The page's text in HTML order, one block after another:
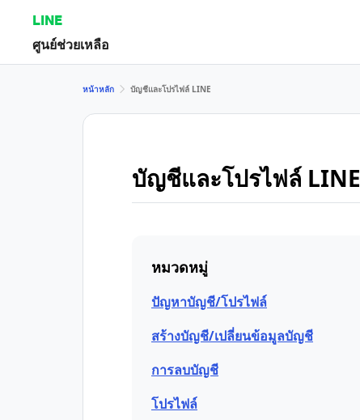
LINE
ศูนย์ช่วยเหลือ
หน้าหลัก บัญชีและโปรไฟล์ LINE
บัญชีและโปรไฟล์ LINE
หมวดหมู่
ปัญหาบัญชี/โปรไฟล์
สร้างบัญชี/เปลี่ยนข้อมูลบัญชี
การลบบัญชี
โปรไฟล์